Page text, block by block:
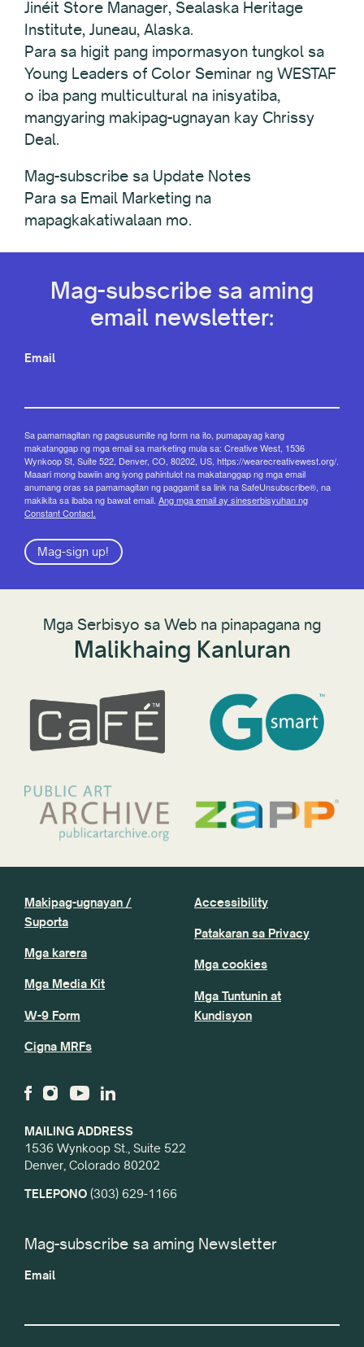
Jinéit Store Manager, Sealaska Heritage
Institute, Juneau, Alaska.
Para sa higit pang impormasyon tungkol sa
Young Leaders of Color Seminar ng WESTAF
o iba pang multicultural na inisyatiba,
mangyaring makipag-ugnayan kay Chrissy
Deal.
Mag-subscribe sa Update Notes
Para sa Email Marketing na
mapagkakatiwalaan mo.
Mag-subscribe sa aming
email newsletter:
Email
Sa pamamagitan ng pagsusumite ng form na ito, pumapayag kang
makatanggap ng mga email sa marketing mula sa: Creative West, 1536
Wynkoop St, Suite 522, Denver, CO, 80202, US, https://wearecreativewest.org/.
Maaari mong bawiin ang iyong pahintulot na makatanggap ng mga email
anumang oras sa pamamagitan ng paggamit sa link na SafeUnsubscribe®, na
makikita sa ibaba ng bawat email. Ang mga email ay sineserbisyuhan ng
Constant Contact.
Mag-sign up!
Mga Serbisyo sa Web na pinapagana ng
Malikhaing Kanluran
MAILING ADDRESS
1536 Wynkoop St., Suite 522
Denver, Colorado 80202
TELEPONO (303) 629-1166
Makipag-ugnayan /
Suporta
Mga karera
Mga Media Kit
W-9 Form
Cigna MRFs
Accessibility
Patakaran sa Privacy
Mga cookies
Mga Tuntunin at
Kundisyon
Mag-subscribe sa aming Newsletter
Email